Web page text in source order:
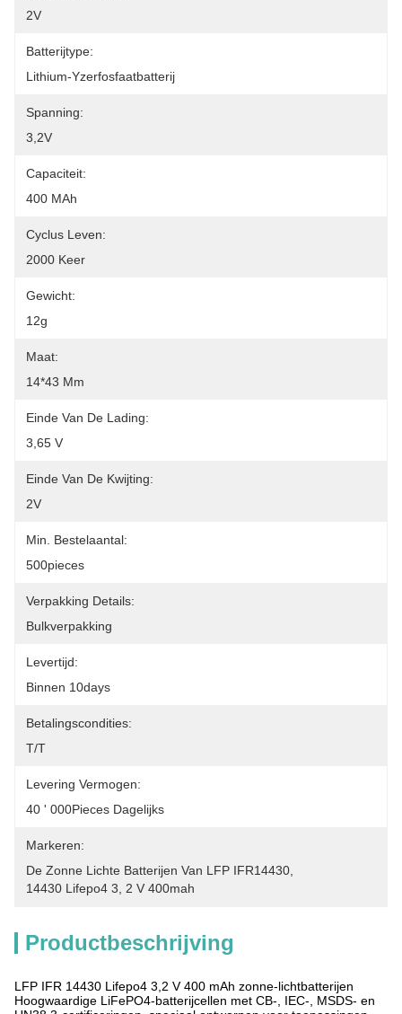
2V
Batterijtype:
Lithium-Yzerfosfaatbatterij
Spanning:
3,2V
Capaciteit:
400 MAh
Cyclus Leven:
2000 Keer
Gewicht:
12g
Maat:
14*43 Mm
Einde Van De Lading:
3,65 V
Einde Van De Kwijting:
2V
Min. Bestelaantal:
500pieces
Verpakking Details:
Bulkverpakking
Levertijd:
Binnen 10days
Betalingscondities:
T/T
Levering Vermogen:
40 ' 000Pieces Dagelijks
Markeren:
De Zonne Lichte Batterijen Van LFP IFR14430
14430 Lifepo4 3
2 V 400mah
Productbeschrijving
LFP IFR 14430 Lifepo4 3,2 V 400 mAh zonne-lichtbatterijen
Hoogwaardige LiFePO4-batterijcellen met CB-, IEC-, MSDS- en